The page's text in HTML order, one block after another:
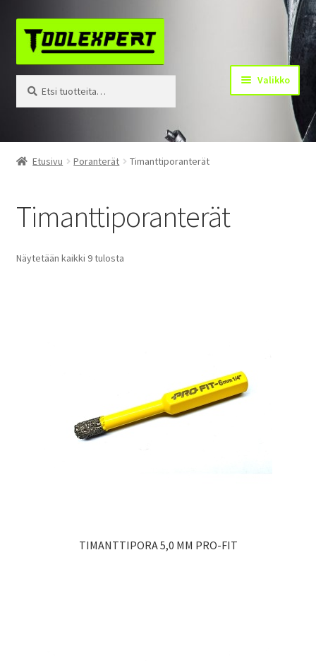
Siirry
navigointiin
Siirry
sisältöön
Valikko
Tuotteet
Kotisivu
Etusivu Poranterät Timanttiporanterät
Timanttiporanterät
Näytetään kaikki 9 tulosta
TIMANTTIPORA 5,0 MM PRO-FIT